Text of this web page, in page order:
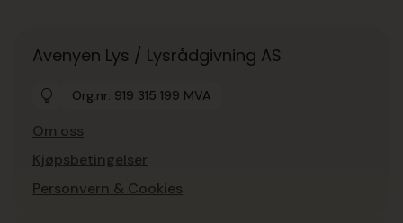
Avenyen Lys / Lysrådgivning AS
Org.nr: 919 315 199 MVA
Om oss
Kjøpsbetingelser
Personvern & Cookies